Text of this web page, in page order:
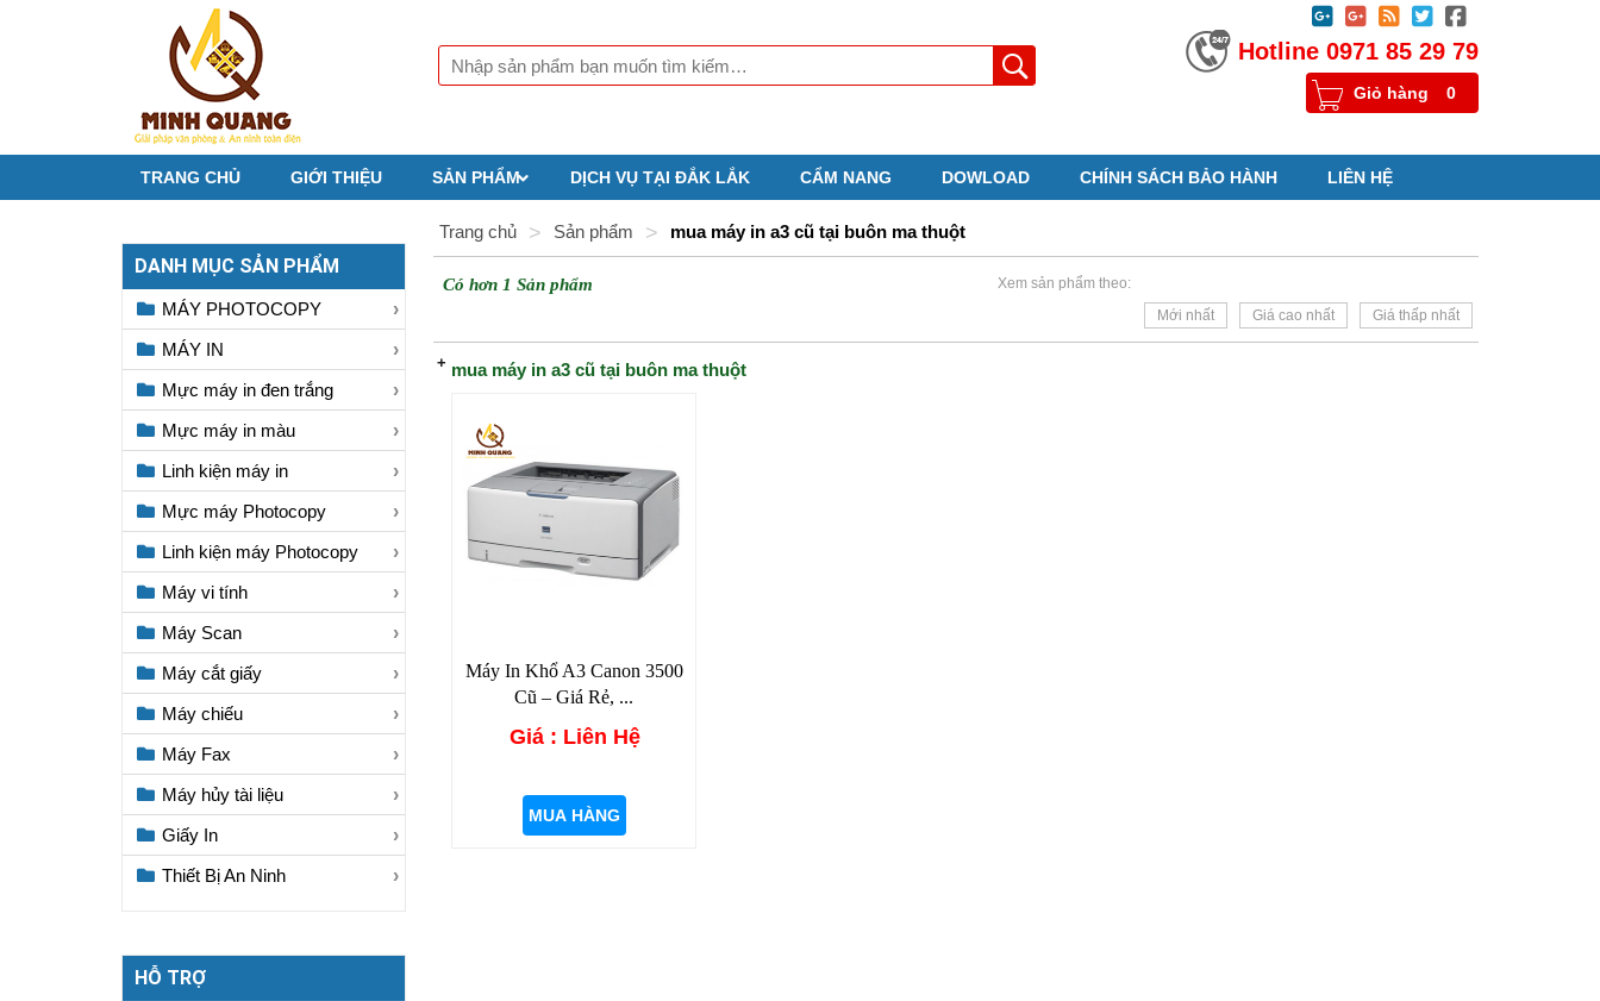





Hotline 0971 85 29 79
Giỏ hàng 0
TRANG CHỦ GIỚI THIỆU SẢN PHẨM DỊCH VỤ TẠI ĐẮK LẮK CẨM NANG DOWLOAD CHÍNH SÁCH BẢO HÀNH LIÊN HỆ
Trang chủ > Sản phẩm > mua máy in a3 cũ tại buôn ma thuột
Có hơn 1 Sản phẩm
Xem sản phẩm theo:
Mới nhất
Giá cao nhất Giá thấp nhất
mua máy in a3 cũ tại buôn ma thuột
Máy In Khổ A3 Canon 3500
Cũ – Giá Rẻ, ...
Giá : Liên Hệ
MUA HÀNG
DANH MỤC SẢN PHẨM
MÁY PHOTOCOPY
MÁY IN
Mực máy in đen trắng
Mực máy in màu
Linh kiện máy in
Mực máy Photocopy
Linh kiện máy Photocopy
Máy vi tính
Máy Scan
Máy cắt giấy
Máy chiếu
Máy Fax
Máy hủy tài liệu
Giấy In
Thiết Bị An Ninh
HỖ TRỢ